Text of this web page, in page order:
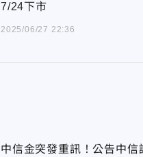
7/24下市
2025/06/27 22:36
中信金突發重訊！公告中信